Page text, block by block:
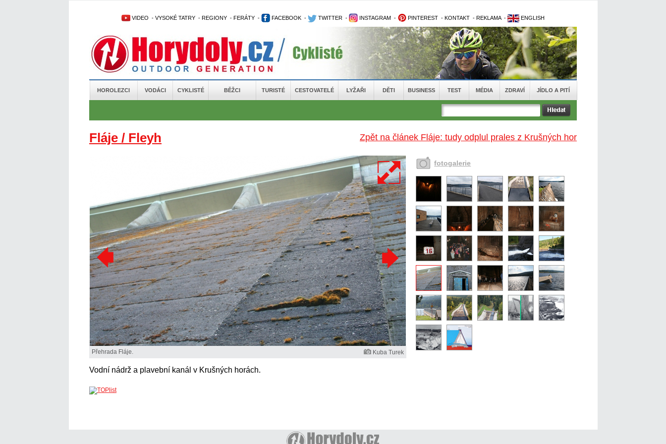
VIDEO - VYSOKÉ TATRY - REGIONY - FERÁTY - FACEBOOK - TWITTER - INSTAGRAM - PINTEREST - KONTAKT - REKLAMA - ENGLISH
HOROLEZCI VODÁCI CYKLISTÉ BĚŽCI TURISTÉ CESTOVATELÉ LYŽAŘI DĚTI BUSINESS TEST MÉDIA ZDRAVÍ JÍDLO A PITÍ
Zpět na článek Fláje: tudy odplul prales z Krušných hor
Fláje / Fleyh
Přehrada Fláje. Kuba Turek
Vodní nádrž a plavební kanál v Krušných horách.
fotogalerie